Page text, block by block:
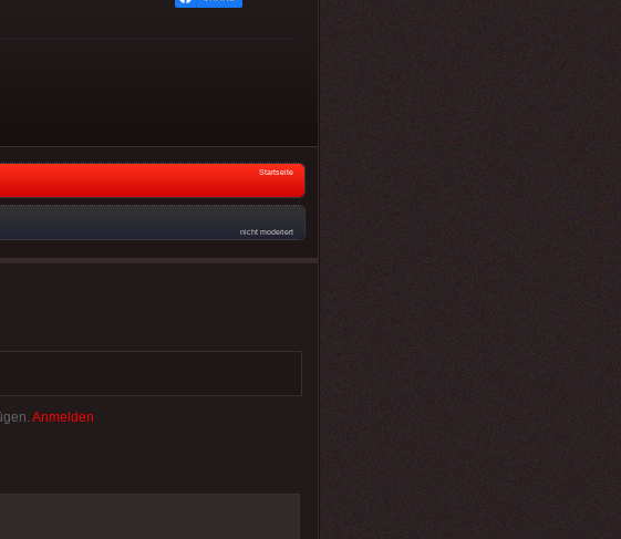
Startseite
nicht moderiert
Anmelden